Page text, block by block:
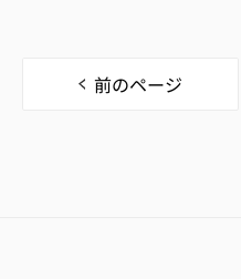
前のページ